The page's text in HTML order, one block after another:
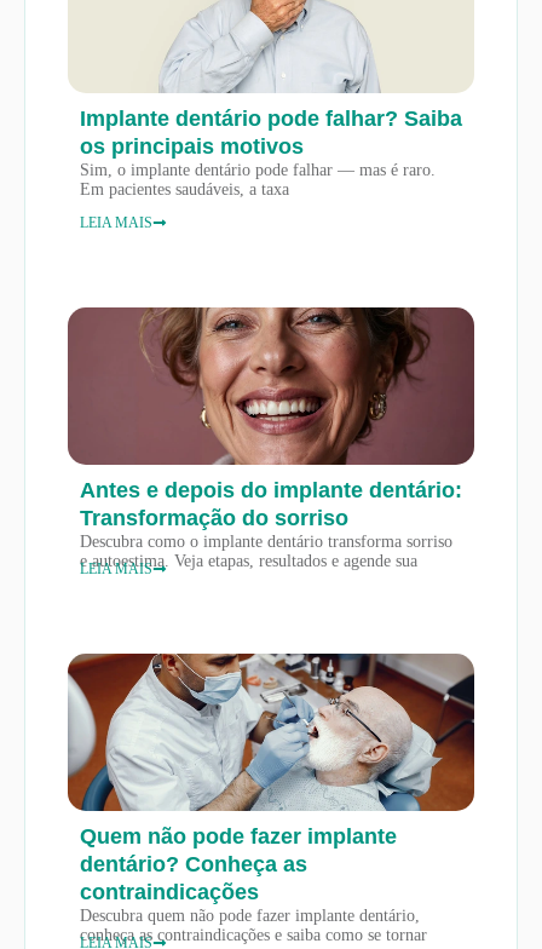
Implante dentário pode falhar? Saiba
os principais motivos
Sim, o implante dentário pode falhar — mas é raro.
Em pacientes saudáveis, a taxa
LEIA MAIS
Antes e depois do implante dentário:
Transformação do sorriso
Descubra como o implante dentário transforma sorriso
e autoestima. Veja etapas, resultados e agende sua
LEIA MAIS
Quem não pode fazer implante
dentário? Conheça as
contraindicações
Descubra quem não pode fazer implante dentário,
conheça as contraindicações e saiba como se tornar
LEIA MAIS